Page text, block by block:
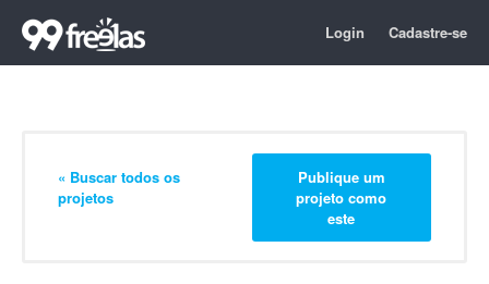
Login Cadastre-se
« Buscar todos os
projetos
Publique um
projeto como
este